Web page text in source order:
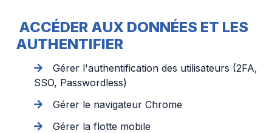
ACCÉDER AUX DONNÉES ET LES
AUTHENTIFIER
Gérer l'authentification des utilisateurs (2FA,
SSO, Passwordless)
Gérer le navigateur Chrome
Gérer la flotte mobile